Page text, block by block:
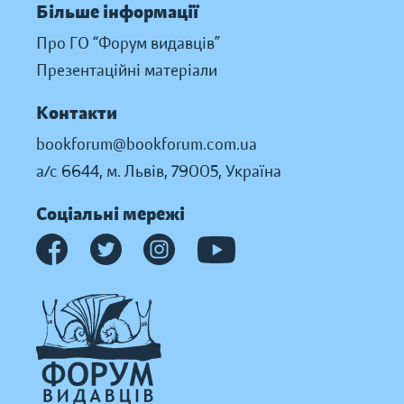
Більше інформації
Про ГО “Форум видавців”
Презентаційні матеріали
Контакти
bookforum@bookforum.com.ua
а/с 6644, м. Львів, 79005, Україна
Соціальні мережі